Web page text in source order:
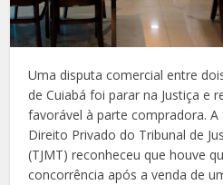
Uma disputa comercial entre
de Cuiabá foi parar na Justiça e
favorável à parte compradora. A
Direito Privado do Tribunal de
(TJMT) reconheceu que houve
concorrência após a venda de